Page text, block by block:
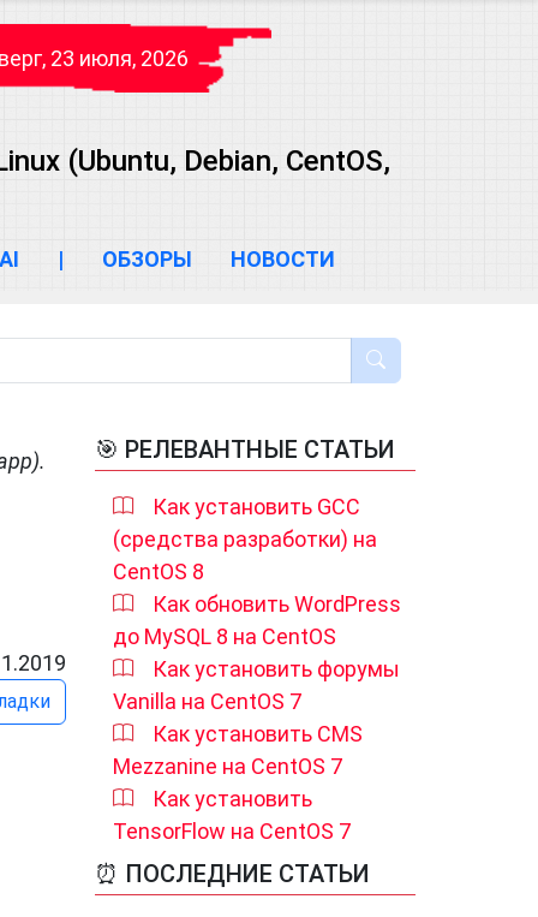
23 июля, 2026
(Ubuntu, Debian, CentOS,
AI | ОБЗОРЫ НОВОСТИ
🎯 РЕЛЕВАНТНЫЕ СТАТЬИ
Как установить GCC
(средства разработки) на
CentOS 8
Как обновить WordPress
до MySQL 8 на CentOS
Как установить форумы
Vanilla на CentOS 7
Как установить CMS
Mezzanine на CentOS 7
Как установить
TensorFlow на CentOS 7
⏰ ПОСЛЕДНИЕ СТАТЬИ